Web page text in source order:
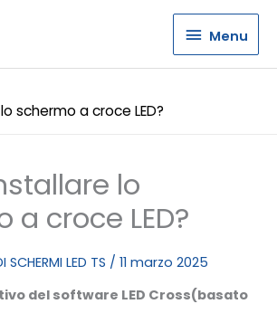
Menu
Menu
schermo a croce LED?
lo
a croce LED?
SCHERMI LED TS / 11 marzo 2025
del software LED Cross(basato